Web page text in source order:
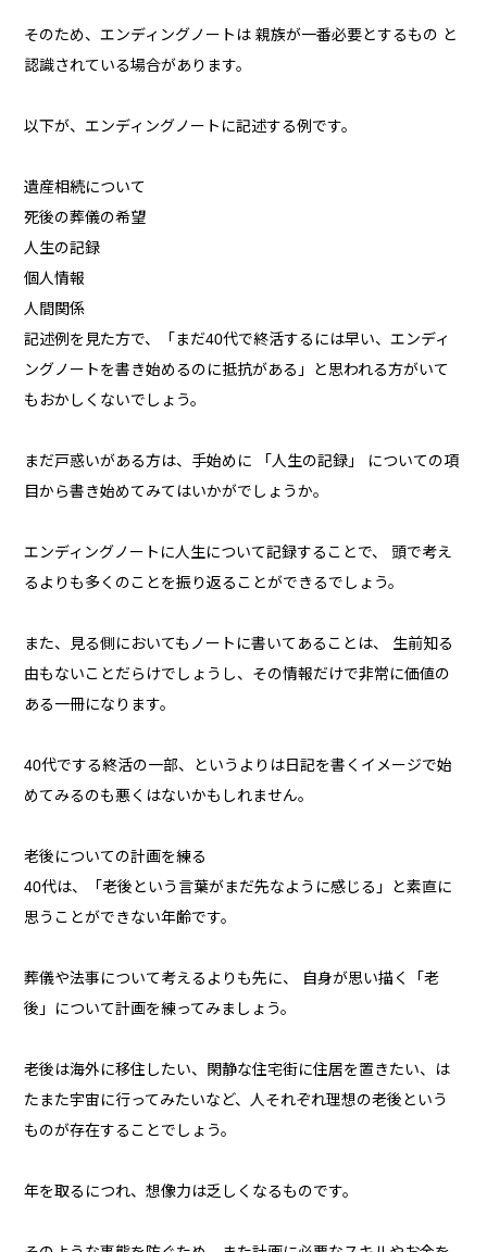
そのため、エンディングノートは 親族が一番必要とするもの と
認識されている場合があります。
以下が、エンディングノートに記述する例です。
遺産相続について
死後の葬儀の希望
人生の記録
個人情報
人間関係
記述例を見た方で、「まだ40代で終活するには早い、エンディ
ングノートを書き始めるのに抵抗がある」と思われる方がいて
もおかしくないでしょう。
まだ戸惑いがある方は、手始めに 「人生の記録」 についての項
目から書き始めてみてはいかがでしょうか。
エンディングノートに人生について記録することで、 頭で考え
るよりも多くのことを振り返ることができるでしょう。
また、見る側においてもノートに書いてあることは、 生前知る
由もないことだらけでしょうし、その情報だけで非常に価値の
ある一冊になります。
40代でする終活の一部、というよりは日記を書くイメージで始
めてみるのも悪くはないかもしれません。
老後についての計画を練る
40代は、「老後という言葉がまだ先なように感じる」と素直に
思うことができない年齢です。
葬儀や法事について考えるよりも先に、 自身が思い描く「老
後」について計画を練ってみましょう。
老後は海外に移住したい、閑静な住宅街に住居を置きたい、は
たまた宇宙に行ってみたいなど、人それぞれ理想の老後という
ものが存在することでしょう。
年を取るにつれ、想像力は乏しくなるものです。